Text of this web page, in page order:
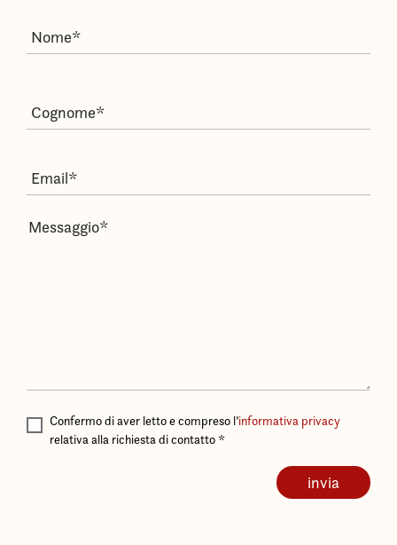
Confermo di aver letto e compreso l’informativa privacy
relativa alla richiesta di contatto*